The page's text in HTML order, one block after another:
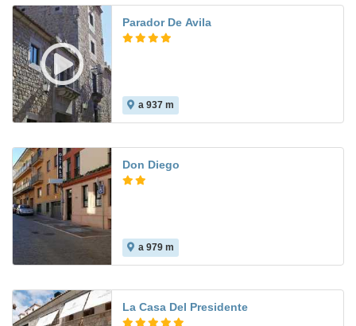
Parador De Avila
a 937 m
Don Diego
a 979 m
La Casa Del Presidente